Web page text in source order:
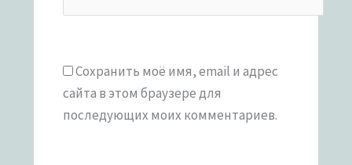
Сохранить моё имя, email и адрес
сайта в этом браузере для
последующих моих комментариев.